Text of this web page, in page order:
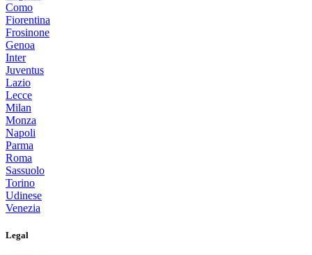
Como
Fiorentina
Frosinone
Genoa
Inter
Juventus
Lazio
Lecce
Milan
Monza
Napoli
Parma
Roma
Sassuolo
Torino
Udinese
Venezia
Legal